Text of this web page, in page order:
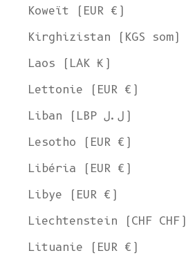
Koweït (EUR €)
Kirghizistan (KGS som)
Laos (LAK ₭)
Lettonie (EUR €)
Liban (LBP ل.ل)
Lesotho (EUR €)
Libéria (EUR €)
Libye (EUR €)
Liechtenstein (CHF CHF)
Lituanie (EUR €)